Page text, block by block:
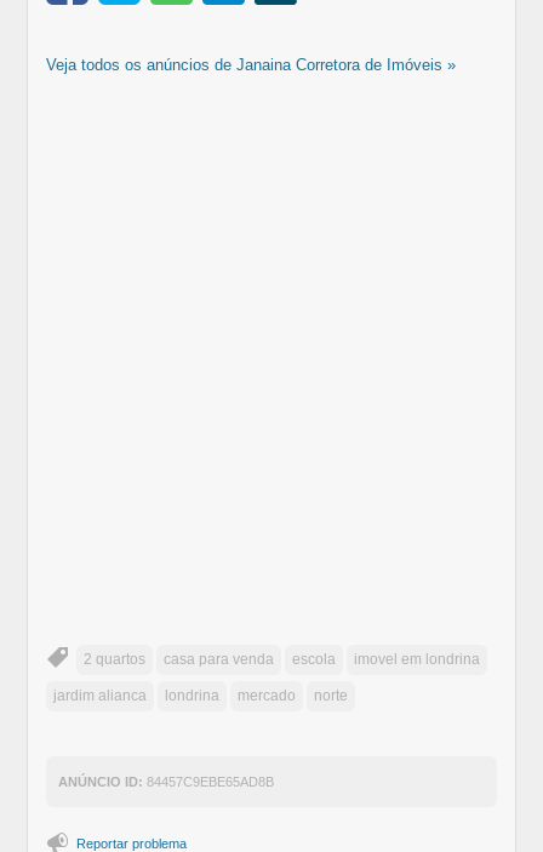
Veja todos os anúncios de Janaina Corretora de Imóveis »
2 quartos casa para venda escola imovel em londrina
jardim alianca londrina mercado norte
ANÚNCIO ID: 84457C9EBE65AD8B
Reportar problema